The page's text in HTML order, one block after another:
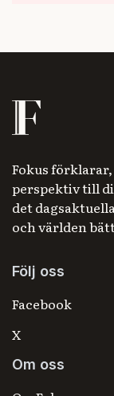
Fokus
perspektiv till
det
och världen
Följ oss
Facebook
X
Om oss